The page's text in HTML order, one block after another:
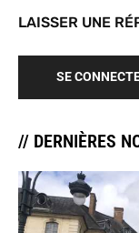
LAISSER UNE
SE
// DERNIÈRES